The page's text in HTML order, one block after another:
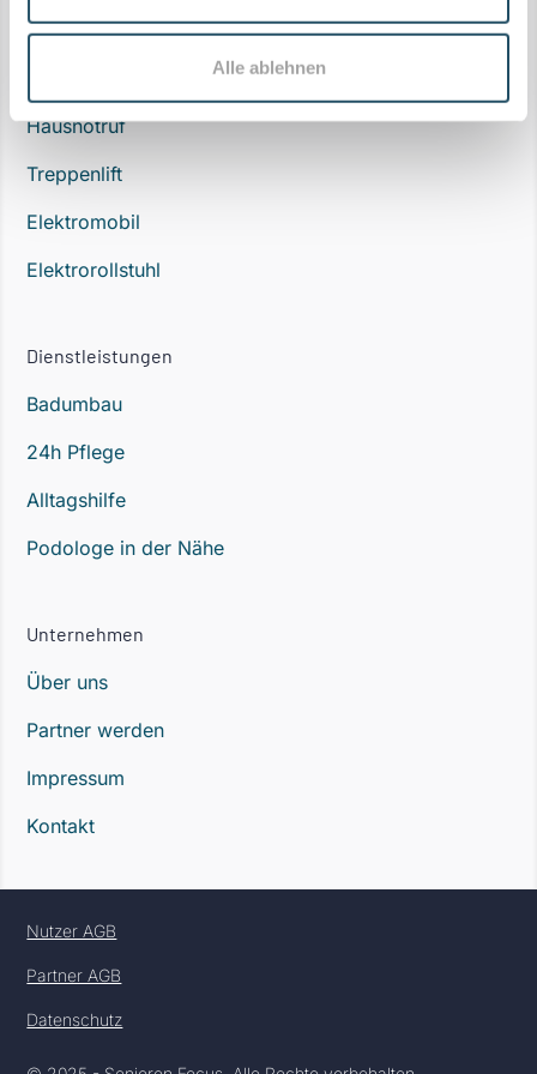
Alle ablehnen
Hausnotruf
Treppenlift
Elektromobil
Elektrorollstuhl
Dienstleistungen
Badumbau
24h Pflege
Alltagshilfe
Podologe in der Nähe
Unternehmen
Über uns
Partner werden
Impressum
Kontakt
Nutzer AGB
Partner AGB
Datenschutz